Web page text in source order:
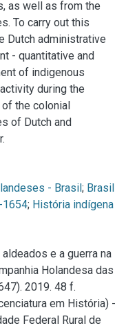
as well as from the
To carry out this
Dutch administrative
- quantitative and
of indigenous
during the
the colonial
of Dutch and
- Brasil; Brasil
1654; História indígena
e a guerra na
Holandesa das
2019. 48 f.
em História) -
Federal Rural de